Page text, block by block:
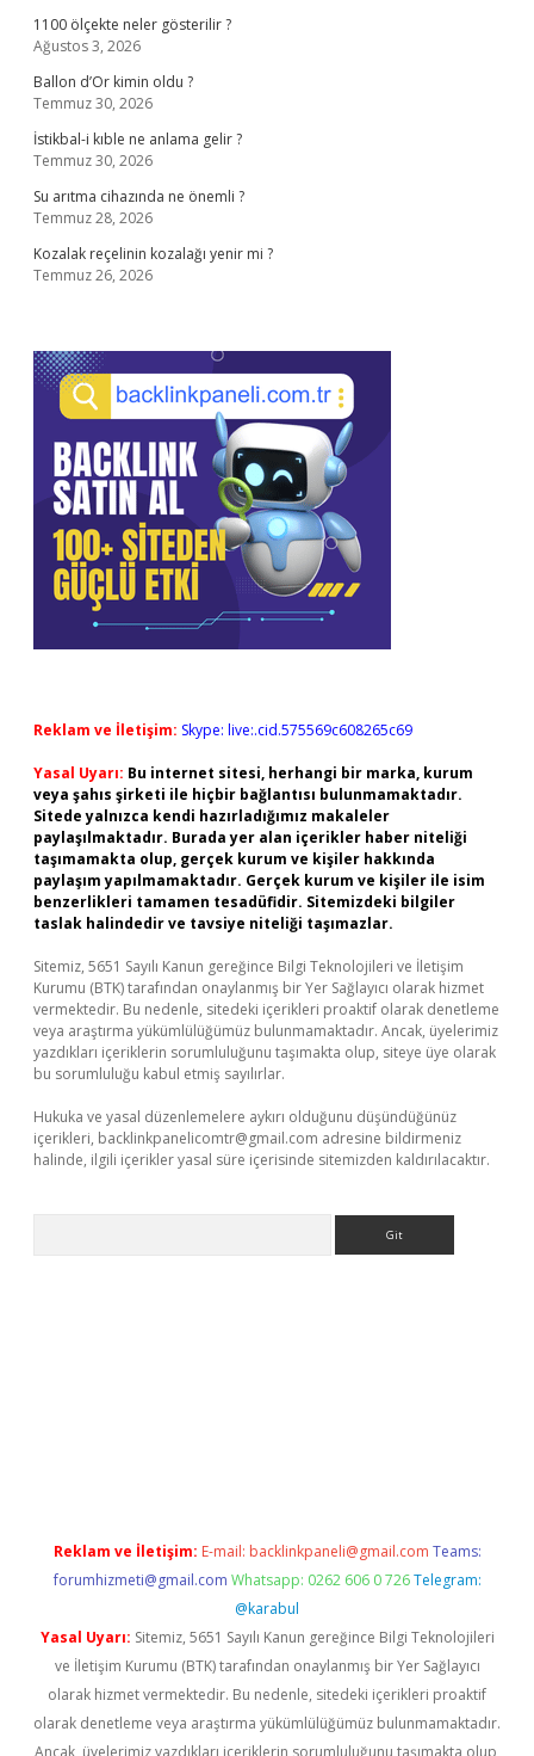
1100 ölçekte neler gösterilir ?
Ağustos 3, 2026
Ballon d’Or kimin oldu ?
Temmuz 30, 2026
İstikbal-i kıble ne anlama gelir ?
Temmuz 30, 2026
Su arıtma cihazında ne önemli ?
Temmuz 28, 2026
Kozalak reçelinin kozalağı yenir mi ?
Temmuz 26, 2026
Reklam ve İletişim: Skype: live:.cid.575569c608265c69
Yasal Uyarı: Bu internet sitesi, herhangi bir marka, kurum
veya şahıs şirketi ile hiçbir bağlantısı bulunmamaktadır.
Sitede yalnızca kendi hazırladığımız makaleler
paylaşılmaktadır. Burada yer alan içerikler haber niteliği
taşımamakta olup, gerçek kurum ve kişiler hakkında
paylaşım yapılmamaktadır. Gerçek kurum ve kişiler ile isim
benzerlikleri tamamen tesadüfidir. Sitemizdeki bilgiler
taslak halindedir ve tavsiye niteliği taşımazlar.
Sitemiz, 5651 Sayılı Kanun gereğince Bilgi Teknolojileri ve İletişim
Kurumu (BTK) tarafından onaylanmış bir Yer Sağlayıcı olarak hizmet
vermektedir. Bu nedenle, sitedeki içerikleri proaktif olarak denetleme
veya araştırma yükümlülüğümüz bulunmamaktadır. Ancak, üyelerimiz
yazdıkları içeriklerin sorumluluğunu taşımakta olup, siteye üye olarak
bu sorumluluğu kabul etmiş sayılırlar.
Hukuka ve yasal düzenlemelere aykırı olduğunu düşündüğünüz
içerikleri, backlinkpanelicomtr@gmail.com adresine bildirmeniz
halinde, ilgili içerikler yasal süre içerisinde sitemizden kaldırılacaktır.
Reklam ve İletişim: E-mail: backlinkpaneli@gmail.com Teams:
forumhizmeti@gmail.com Whatsapp: 0262 606 0 726 Telegram:
@karabul
Yasal Uyarı: Sitemiz, 5651 Sayılı Kanun gereğince Bilgi Teknolojileri
ve İletişim Kurumu (BTK) tarafından onaylanmış bir Yer Sağlayıcı
olarak hizmet vermektedir. Bu nedenle, sitedeki içerikleri proaktif
olarak denetleme veya araştırma yükümlülüğümüz bulunmamaktadır.
Ancak, üyelerimiz yazdıkları içeriklerin sorumluluğunu taşımakta olup,